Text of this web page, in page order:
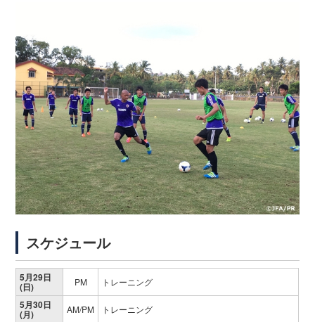
スケジュール
5月29日
(日) PM トレーニング
5月30日
(月) AM/PM トレーニング